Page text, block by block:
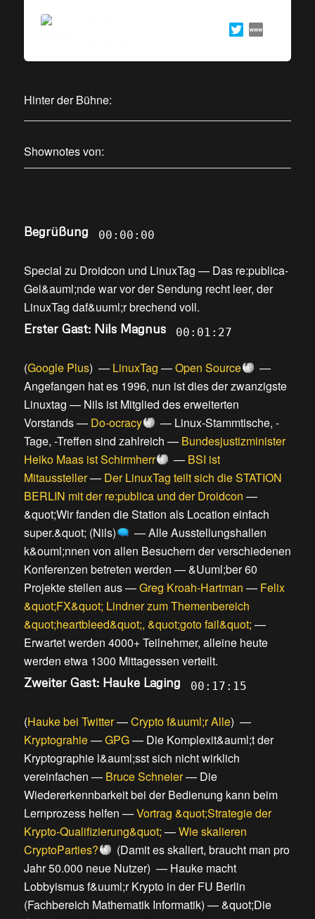
Hinter der Bühne:
Shownotes von:
Begrüßung 00:00:00
Special zu Droidcon und LinuxTag — Das re:publica-
Gel&auml;nde war vor der Sendung recht leer, der
LinuxTag daf&uuml;r brechend voll.
Erster Gast: Nils Magnus 00:01:27
(Google Plus) — LinuxTag —Open Source
—
Angefangen hat es 1996, nun ist dies der zwanzigste
Linuxtag — Nils ist Mitglied des erweiterten
Vorstands— Do-ocracy — Linux-Stammtische, -
Tage, -Treffen sind zahlreich — Bundesjustizminister
Heiko Maas ist Schirmherr
— BSI ist
Mitaussteller— Der LinuxTag teilt sich die STATION
BERLIN mit der re:publica und der Droidcon —
&quot;Wir fanden die Station als Location einfach
super.&quot; (Nils)
—Alle Ausstellungshallen
k&ouml;nnen von allen Besuchern der verschiedenen
Konferenzen betreten werden —&Uuml;ber 60
Projekte stellen aus—Greg Kroah-Hartman — Felix
&quot;FX&quot; Lindner zum Themenbereich
&quot;heartbleed&quot;, &quot;goto fail&quot; —
Erwartet werden 4000+ Teilnehmer, alleine heute
werden etwa 1300 Mittagessen verteilt.
Zweiter Gast: Hauke Laging 00:17:15
(Hauke bei Twitter—Crypto f&uuml;r Alle) —
Kryptograhie—GPG— Die Komplexit&auml;t der
Kryptographie l&auml;sst sich nicht wirklich
vereinfachen — Bruce Schneier— Die
Wiedererkennbarkeit bei der Bedienung kann beim
Lernprozess helfen —Vortrag &quot;Strategie der
Krypto-Qualifizierung&quot; —Wie skalieren
CryptoParties?
(Damit es skaliert, braucht man pro
Jahr 50.000 neue Nutzer) — Hauke macht
Lobbyismus f&uuml;r Krypto in der FU Berlin
(Fachbereich Mathematik Informatik) —&quot;Die